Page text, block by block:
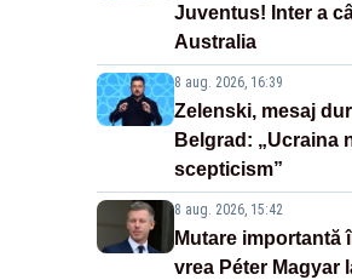
Juventus! Inter a
Australia
8 aug. 2026, 16:39
Zelenski, mesaj
Belgrad: „Ucraina
scepticism”
8 aug. 2026, 15:42
Mutare importantă
vrea Péter Magyar